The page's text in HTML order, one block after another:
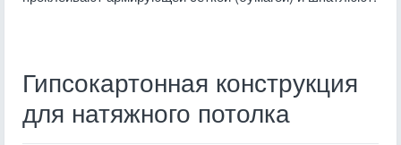
Гипсокартонная конструкция
для натяжного потолка